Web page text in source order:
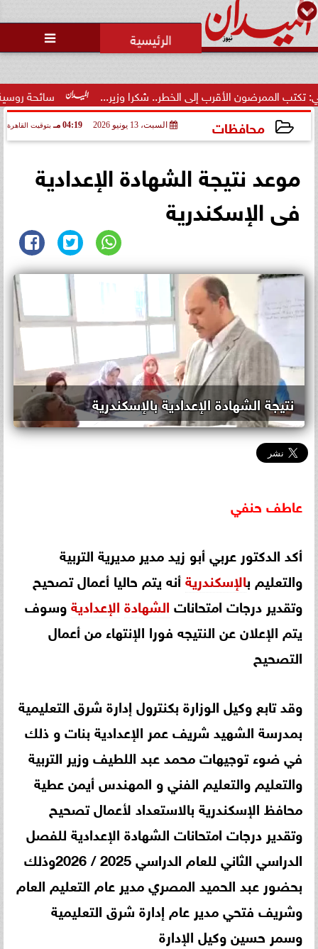

سائحة روسية الأقرب إلى الخطر.. شكرا وزير...
محافظات السبت، 13 يونيو 2026 04:19 مـ بتوقيت القاهرة
موعد نتيجة الشهادة الإعدادية
فى الإسكندرية
نتيجة الشهادة الإعدادية بالإسكندرية
عاطف حنفي
أكد الدكتور عربي أبو زيد مدير مديرية التربية
والتعليم بالإسكندريةأنه يتم حاليا أعمال تصحيح
وتقدير درجات امتحانات الشهادة الإعداديةوسوف
يتم الإعلان عن النتيجه فورا الإنتهاء من أعمال
التصحيح
وقد تابع وكيل الوزارة بكنترول إدارة شرق التعليمية
بمدرسة الشهيد شريف عمر الإعدادية بنات و ذلك
في ضوء توجيهات محمد عبد اللطيف وزير التربية
والتعليم والتعليم الفني و المهندس أيمن عطية
محافظ الإسكندرية بالاستعداد لأعمال تصحيح
وتقدير درجات امتحانات الشهادة الإعدادية للفصل
الدراسي الثاني للعام الدراسي 2025 / 2026وذلك
بحضور عبد الحميد المصري مدير عام التعليم العام
وشريف فتحي مدير عام إدارة شرق التعليمية
وسمر حسين وكيل الإدارة